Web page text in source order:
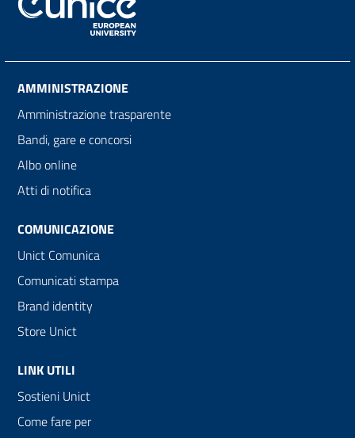
AMMINISTRAZIONE
Amministrazione trasparente
Bandi, gare e concorsi
Albo online
Atti di notifica
COMUNICAZIONE
Unict Comunica
Comunicati stampa
Brand identity
Store Unict
LINK UTILI
Sostieni Unict
Come fare per